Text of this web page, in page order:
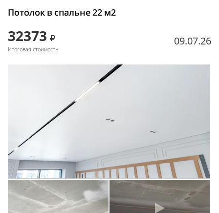
Потолок в спальне 22 м2
32373
Итоговая стоимость
09.07.26